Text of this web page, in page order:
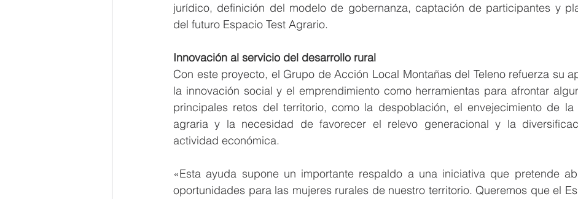
jurídico, definición del modelo de gobernanza, captación de participantes y
del futuro Espacio Test Agrario.
Innovación al servicio del desarrollo rural
Con este proyecto, el Grupo de Acción Local Montañas del Teleno refuerza su
la innovación social y el emprendimiento como herramientas para afrontar
principales retos del territorio, como la despoblación, el envejecimiento de la
agraria y la necesidad de favorecer el relevo generacional y la
actividad económica.
«Esta ayuda supone un importante respaldo a una iniciativa que pretende
oportunidades para las mujeres rurales de nuestro territorio. Queremos que el